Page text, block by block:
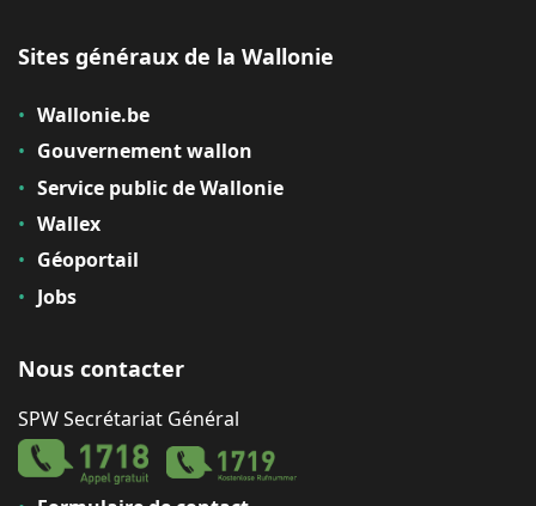
Sites généraux de la Wallonie
Wallonie.be
Gouvernement wallon
Service public de Wallonie
Wallex
Géoportail
Jobs
Nous contacter
SPW Secrétariat Général